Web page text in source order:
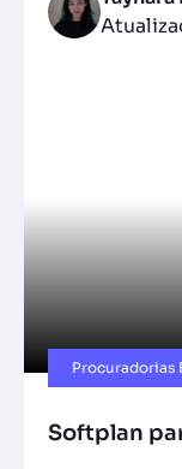
Procuradorias
Softplan